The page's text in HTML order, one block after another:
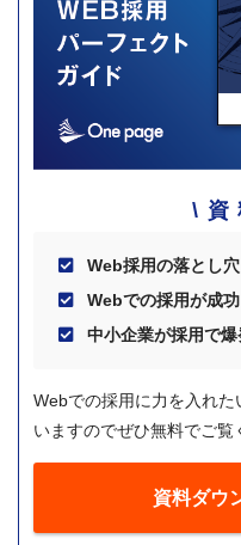
Web採用の落とし穴
Webでの採用が成
中小企業が採用で
Webでの採用に力を入れ
いますのでぜひ無料でご覧
資料ダウ